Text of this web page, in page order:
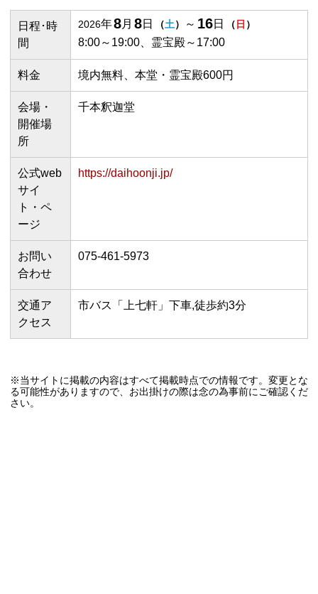
日程･時
間
2026年8月 8日 （土） ～ 16日 （ 日 ）
8:00～19:00、霊宝殿～17:00
料金 境内無料、本堂・霊宝殿600円
会場・
開催場
所
千本釈迦堂
公式web
サイ
ト・ペ
ージ
https://daihoonji.jp/
お問い
合わせ
075-461-5973
交通ア
クセス
市バス「上七軒」下車,徒歩約3分
※当サイトに掲載の内容はすべて掲載時点での情報です。変更とな
る可能性がありますので、お出掛けの際は念の為事前にご確認くだ
さい。